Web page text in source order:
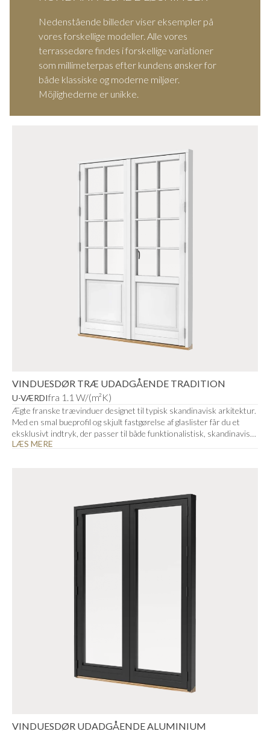
Nedenstående billeder viser eksempler på
vores forskellige modeller. Alle vores
terrassedøre findes i forskellige variationer
som millimeterpas efter kundens ønsker for
både klassiske og moderne miljøer.
Möjlighederne er unikke.
VINDUESDØR TRÆ UDADGÅENDE TRADITION
U-VÆRDIfra 1.1 W/(m²K)
Ægte franske trævinduer designet til typisk skandinavisk arkitektur.
Med en smal bueprofil og skjult fastgørelse af glaslister får du et
eksklusivt indtryk, der passer til både funktionalistisk, skandinavisk
stil eller herregård.
LÆS MERE
VINDUESDØR UDADGÅENDE ALUMINIUM